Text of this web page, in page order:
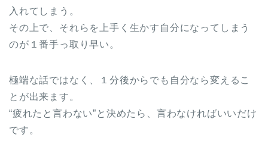
入れてしまう。
その上で、それらを上手く生かす自分になってしまう
のが１番手っ取り早い。
極端な話ではなく、１分後からでも自分なら変えるこ
とが出来ます。
“疲れたと言わない”と決めたら、言わなければいいだけ
です。